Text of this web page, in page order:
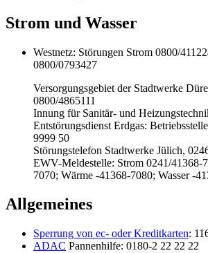
Strom und Wasser
Westnetz: Störungen Strom 0800/
0800/0793427
Versorgungsgebiet der Stadtwerke
0800/4865111
Innung für Sanitär- und
Entstörungsdienst Erdgas:
9999 50
Störungstelefon Stadtwerke Jülich,
EWV-Meldestelle: Strom 0241/41368-
7070; Wärme -41368-7080; Wasser -
Allgemeines
Sperrung von ec- oder Kreditkarten:
ADAC Pannenhilfe: 0180-2 22 22 22